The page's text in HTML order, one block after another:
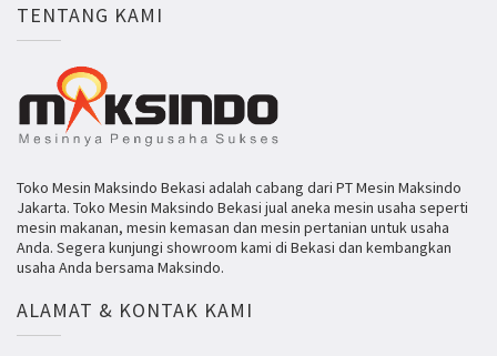
TENTANG KAMI
Toko Mesin Maksindo Bekasi adalah cabang dari PT Mesin Maksindo
Jakarta. Toko Mesin Maksindo Bekasi jual aneka mesin usaha seperti
mesin makanan, mesin kemasan dan mesin pertanian untuk usaha
Anda. Segera kunjungi showroom kami di Bekasi dan kembangkan
usaha Anda bersama Maksindo.
ALAMAT & KONTAK KAMI